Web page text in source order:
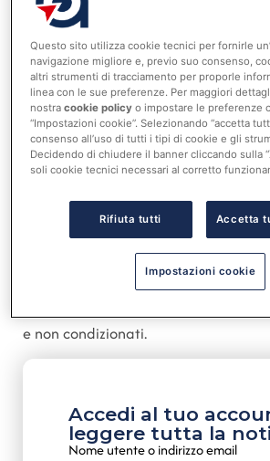
standard richiede che tali elementi
nel conto economico solo al
realizzazione delle condizioni che
l’acquisizione. In questo modo, i
contributi per investimenti
economico quando
la certezza di non dover rimborsare
approccio si distingue da quanto
4/3 del Decreto legislativo 118/2011,
l’iscrizione dei contributi tra i ricavi
base alla competenza dei costi
e non condizionati.
Accedi al tuo
leggere tutta la
Nome utente o indirizzo email
Questo sito utilizza cookie tecnici per fornirle
navigazione migliore e, previo suo consenso,
altri strumenti di tracciamento per proporle
linea con le sue preferenze. Per maggiori
nostracookie policy o impostare le preferenze
“Impostazioni cookie”. Selezionando “accetta
consenso all’uso di tutti i tipi di cookie e gli
Decidendo di chiudere il banner cliccando sulla
soli cookie tecnici necessari al corretto
Rifiuta tutti Accetta
Impostazioni cookie